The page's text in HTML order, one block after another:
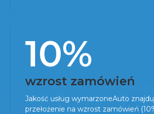
10%
wzrost zamówień
Jakość usług wymarzoneAuto
przełożenie na wzrost zamówień